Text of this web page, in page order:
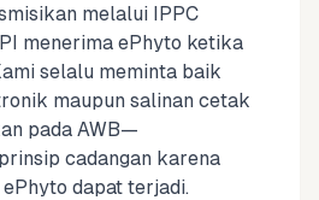
melalui IPPC
menerima ePhyto ketika
selalu meminta baik
maupun salinan cetak
pada AWB—
cadangan karena
dapat terjadi.